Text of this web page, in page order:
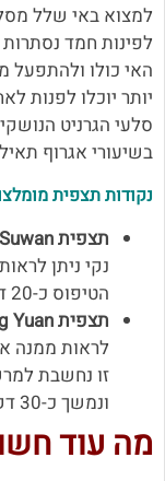
למצוא באי שלל
לפינות חמד
האי כולו ולהתפעל
יותר יוכלו לפנות
סלעי הגרניט
בשיעורי אגרוף
נקודות תצפית
תצפית John Suwan
נקי ניתן
הטיפוס כ-20 דקות.
תצפית Koh Nang Yuan
לראות ממנה
זו נחשבת
ונמשך כ-30 דקות.
מה עוד